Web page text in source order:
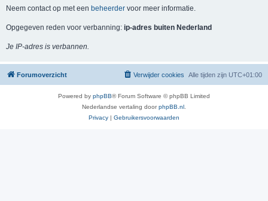
Neem contact op met een beheerder voor meer informatie.
Opgegeven reden voor verbanning: ip-adres buiten Nederland
Je IP-adres is verbannen.
Forumoverzicht Alle tijden zijn UTC+01:00
Verwijder cookies
Powered by phpBB® Forum Software © phpBB Limited
Nederlandse vertaling doorphpBB.nl
Privacy | Gebruikersvoorwaarden